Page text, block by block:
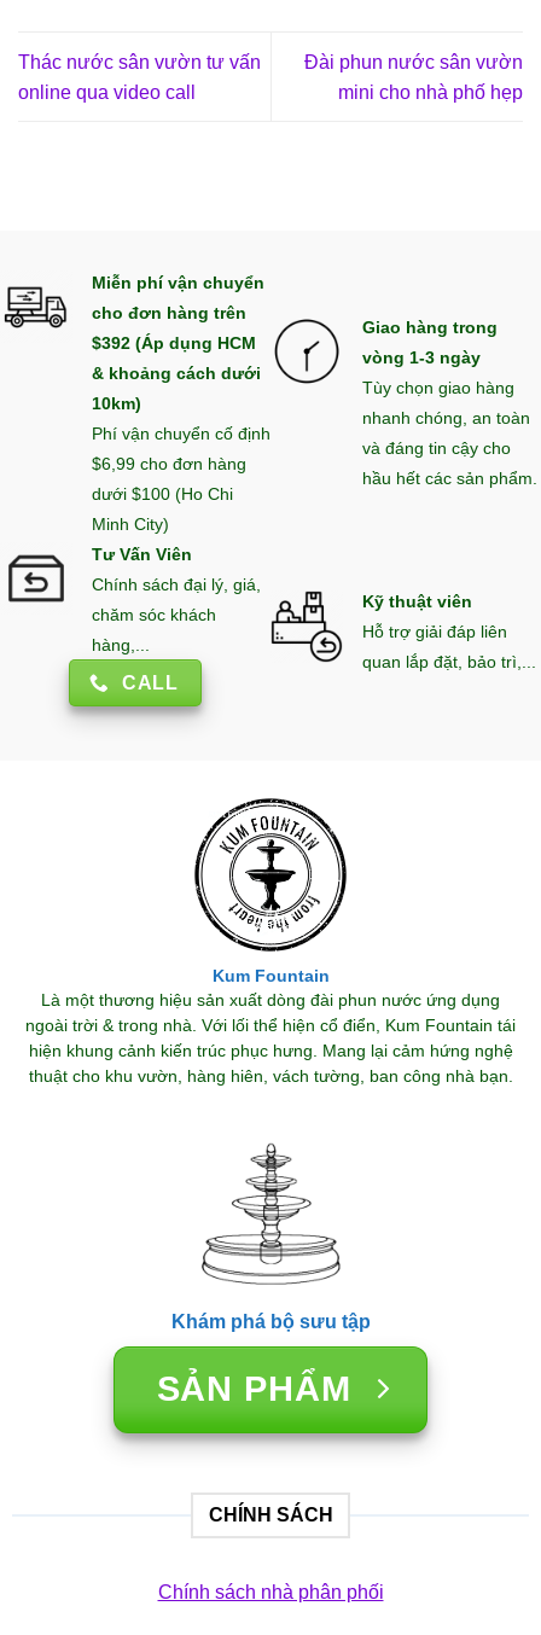
Thác nước sân vườn tư vấn
online qua video call
Đài phun nước sân vườn
mini cho nhà phố hẹp
Miễn phí vận chuyển
cho đơn hàng trên
$392 (Áp dụng HCM
& khoảng cách dưới
10km)
Phí vận chuyển cố định
$6,99 cho đơn hàng
dưới $100 (Ho Chi
Minh City)
Giao hàng trong
vòng 1-3 ngày
Tùy chọn giao hàng
nhanh chóng, an toàn
và đáng tin cậy cho
hầu hết các sản phẩm.
Tư Vấn Viên
Chính sách đại lý, giá,
chăm sóc khách
hàng,...
CALL
Kỹ thuật viên
Hỗ trợ giải đáp liên
quan lắp đặt, bảo trì,...
Kum Fountain
Là một thương hiệu sản xuất dòng đài phun nước ứng dụng
ngoài trời & trong nhà. Với lối thể hiện cổ điển, Kum Fountain tái
hiện khung cảnh kiến trúc phục hưng. Mang lại cảm hứng nghệ
thuật cho khu vườn, hàng hiên, vách tường, ban công nhà bạn.
Khám phá bộ sưu tập
SẢN PHẨM
CHÍNH SÁCH
Chính sách nhà phân phối